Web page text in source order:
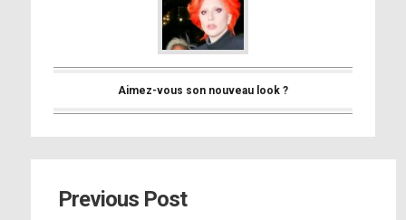
Aimez-vous son nouveau look ?
Previous Post